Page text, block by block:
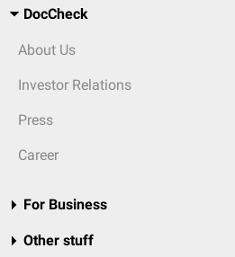
DocCheck
About Us
Investor Relations
Press
Career
For Business
Other stuff